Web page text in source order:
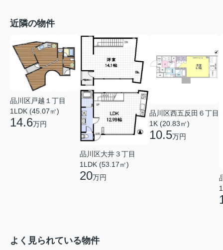
近隣の物件
品川区戸越１丁目
1LDK (45.07㎡)
14.6万円
品川区大井３丁目
1LDK (53.17㎡)
20万円
品川区西五反田６丁目
1K (20.83㎡)
10.5万円
よく見られている物件